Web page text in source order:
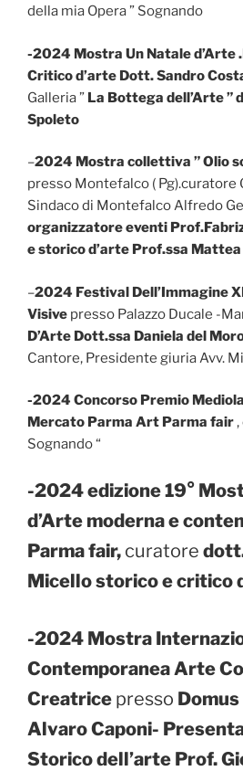
della mia Opera ” Sognando
-2024 Mostra Un Natale d’Arte
Critico d’arte Dott. Sandro
Galleria ” La Bottega dell’Arte ”
Spoleto
–2024 Mostra collettiva ” Olio
presso Montefalco ( Pg).curatore
Sindaco di Montefalco Alfredo
organizzatore eventi
e storico d’arte Prof.ssa
–2024 Festival Dell’Immagine
Visive presso Palazzo Ducale -
D’Arte Dott.ssa Daniela del
Cantore, Presidente giuria Avv.
-2024 Concorso Premio
Mercato Parma Art Parma fair,
Sognando “
-2024 edizione 19°
d’Arte moderna e
Parma fair, curatore
Micello storico e critico
-2024 Mostra
Contemporanea Arte
Creatrice presso
Alvaro Caponi-
Storico dell’arte Prof.